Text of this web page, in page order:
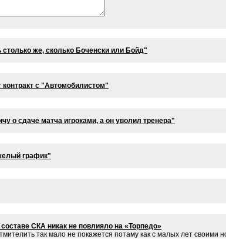
же, сколько Боченски или Бойд"
с "Автомобилистом"
о сдаче матча игроками, а он уволил тренера"
график"
СКА никак не повлияло на «Торпедо»
так мало не покажется потаму как с малых лет своими